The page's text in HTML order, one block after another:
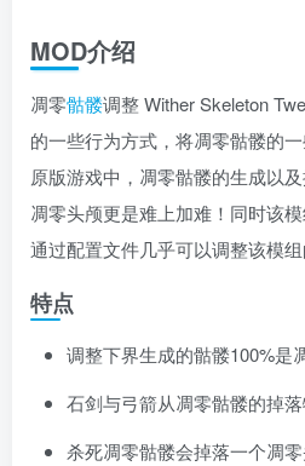
MOD介绍
凋零骷髅调整 Wither Skeleton
的一些行为方式，将凋零骷髅的
原版游戏中，凋零骷髅的生成以
凋零头颅更是难上加难！同时该
通过配置文件几乎可以调整该模组
特点
调整下界生成的骷髅100%是
石剑与弓箭从凋零骷髅的掉
杀死凋零骷髅会掉落一个凋